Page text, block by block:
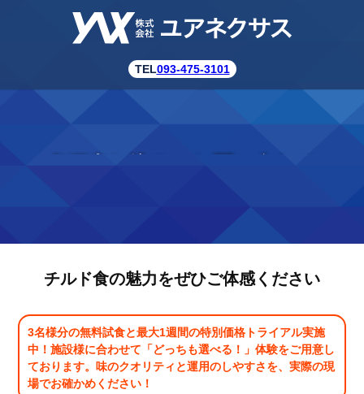
TEL093-475-3101
各種申し込み・お問い合わせ
チルド食の魅力をぜひご体感ください
3名様分の無料試食と最大1週間の特別価格トライアル実施
中！施設様に合わせて「どっちも選べる！」体験をご用意し
ております。味のクオリティと運用のしやすさを、実際の現
場でお確かめください！